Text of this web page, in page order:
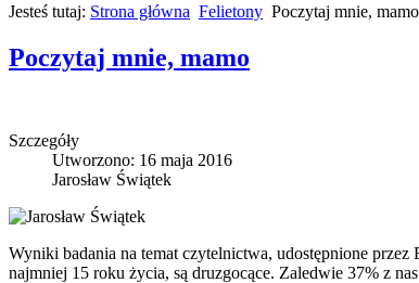
Jesteś tutaj: Strona główna Felietony Poczytaj mnie, mamo
Poczytaj mnie, mamo
Szczegóły
Utworzono: 16 maja 2016
Jarosław Świątek
Wyniki badania na temat czytelnictwa, udostępnione
najmniej 15 roku życia, są druzgocące. Zaledwie 37% z